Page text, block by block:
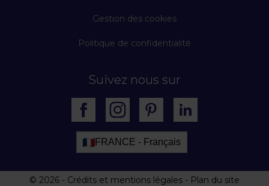
Gestion des cookies
Politique de confidentialité
Suivez nous sur
FRANCE - Français
© 2026 - Crédits et mentions légales - Plan du site